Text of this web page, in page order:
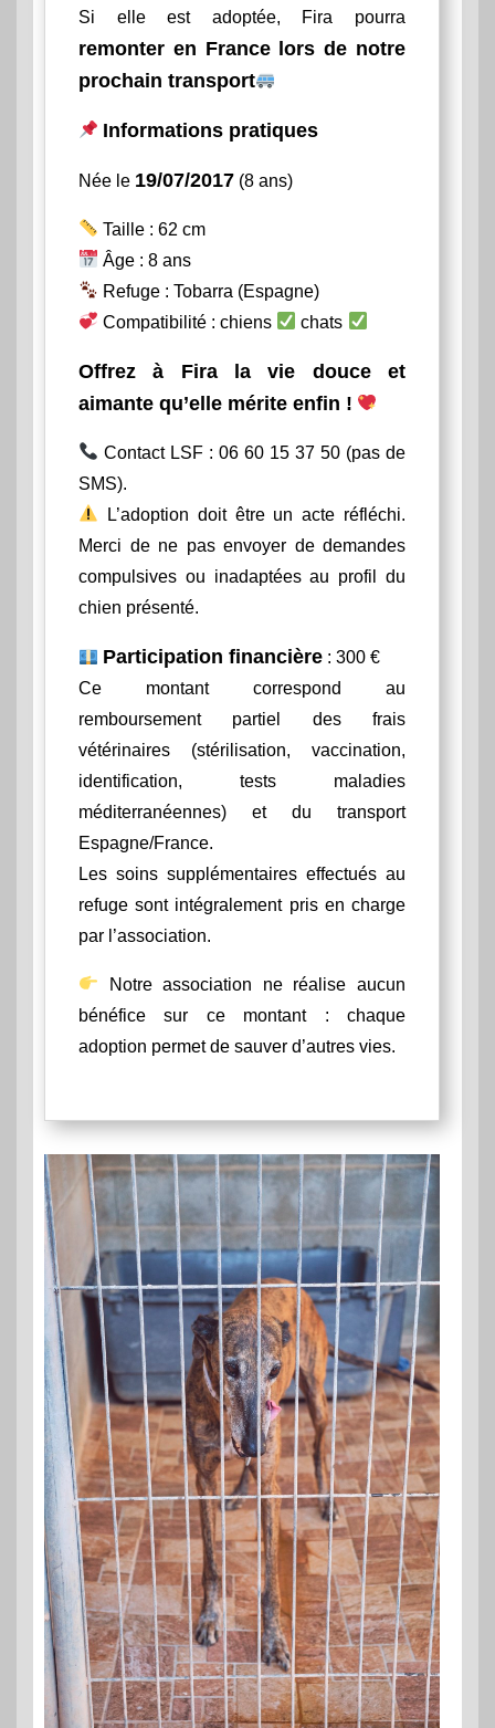
Si elle est adoptée, Fira pourra
remonter en France lors de notre
prochain transport
Informations pratiques
Née le 19/07/2017 (8 ans)
Taille : 62 cm
Âge : 8 ans
Refuge : Tobarra (Espagne)
Compatibilité : chiens
chats
Offrez à Fira la vie douce et
aimante qu’elle mérite enfin !
Contact LSF : 06 60 15 37 50 (pas de
SMS).
L’adoption doit être un acte réfléchi.
Merci de ne pas envoyer de demandes
compulsives ou inadaptées au profil du
chien présenté.
Participation financière : 300 €
Ce montant correspond au
remboursement partiel des frais
vétérinaires (stérilisation, vaccination,
identification, tests maladies
méditerranéennes) et du transport
Espagne/France.
Les soins supplémentaires effectués au
refuge sont intégralement pris en charge
par l’association.
Notre association ne réalise aucun
bénéfice sur ce montant : chaque
adoption permet de sauver d’autres vies.